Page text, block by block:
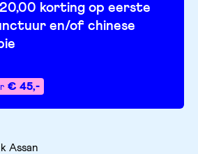
en/of chinese
€ 45,-
Assan